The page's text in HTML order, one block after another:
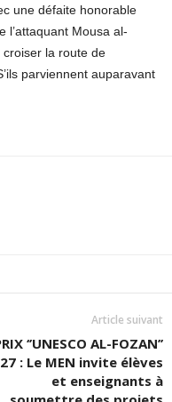
une défaite honorable
l’attaquant Mousa al-
la route de
parviennent auparavant
Article suivant
‘’UNESCO AL-FOZAN’’
: Le MEN invite élèves
et enseignants à